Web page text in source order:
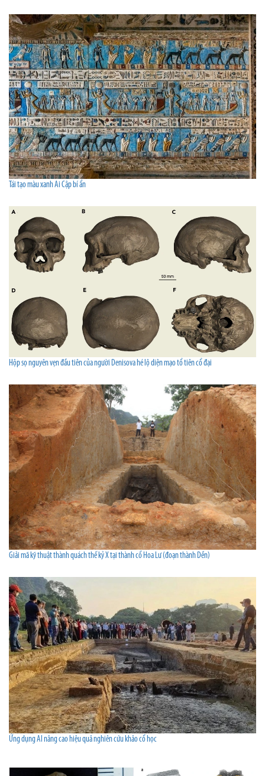
Tái tạo màu xanh Ai Cập bí ẩn
Hộp sọ nguyên vẹn đầu tiên của người Denisova hé lộ diện mạo tổ tiên cổ đại
Giải mã kỹ thuật thành quách thế kỷ X tại thành cổ Hoa Lư (đoạn thành Dền)
Ứng dụng AI nâng cao hiệu quả nghiên cứu khảo cổ học